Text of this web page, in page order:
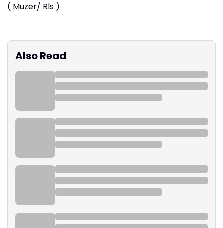
( Muzer/ Rls )
Also Read